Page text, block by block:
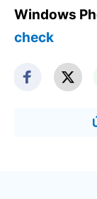
Windows
check